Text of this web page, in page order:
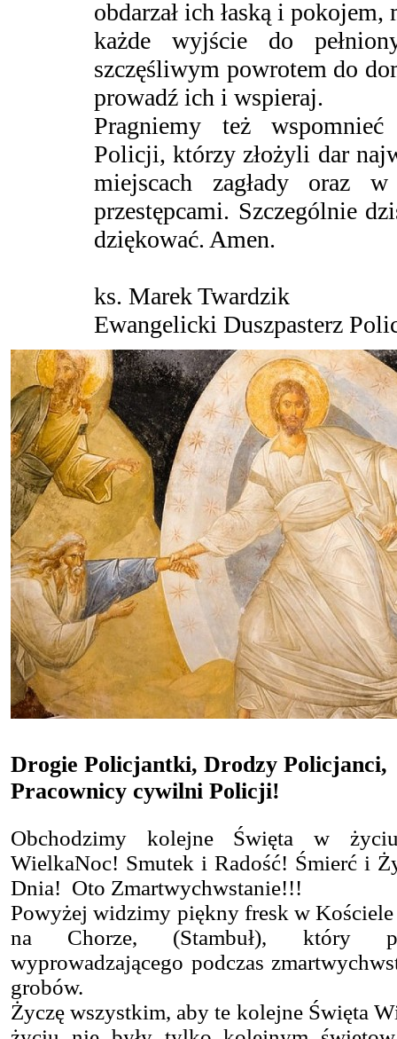
obdarzał ich łaską i
każde wyjście do
szczęśliwym powrotem do
prowadź ich i wspieraj.
Pragniemy też
Policji, którzy złożyli dar
miejscach zagłady oraz
przestępcami. Szczególnie
dziękować. Amen.
ks. Marek Twardzik
Ewangelicki Duszpasterz
Drogie Policjantki, Drodzy Policjanci,
Pracownicy cywilni Policji!
Obchodzimy kolejne Święta w
WielkaNoc! Smutek i Radość! Śmierć i
Dnia! Oto Zmartwychwstanie!!!
Powyżej widzimy piękny fresk w
na Chorze, (Stambuł), który
wyprowadzającego podczas
grobów.
Życzę wszystkim, aby te kolejne Święta